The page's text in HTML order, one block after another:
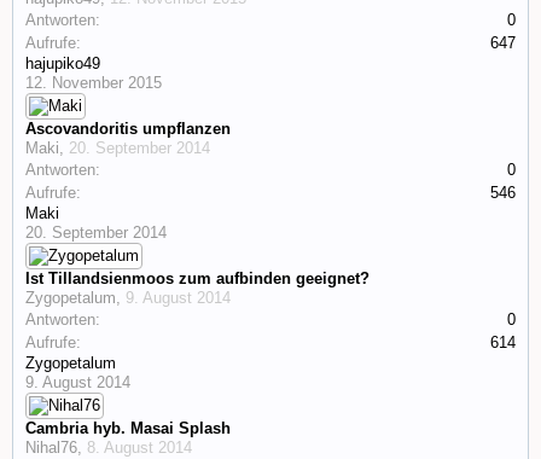
Antworten:
0
Aufrufe:
647
hajupiko49
12. November 2015
Ascovandoritis umpflanzen
Maki, 20. September 2014
Antworten:
0
Aufrufe:
546
Maki
20. September 2014
Ist Tillandsienmoos zum aufbinden geeignet?
Zygopetalum, 9. August 2014
Antworten:
0
Aufrufe:
614
Zygopetalum
9. August 2014
Cambria hyb. Masai Splash
Nihal76, 8. August 2014